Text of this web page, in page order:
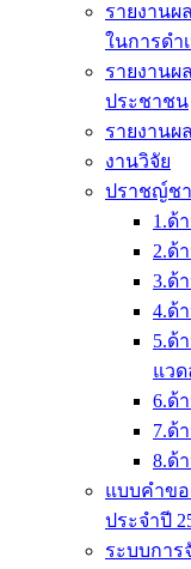
รายงานผ
ในการดำ
รายงานผ
ประชาชน
รายงานผ
งานวิจัย
ปราชญ์ช
1.ด้
2.ด้
3.ด้
4.ด้
5.ด้
แว
6.ด้
7.ด้
8.ด้
แบบคำข
ประจำปี
ระบบการ